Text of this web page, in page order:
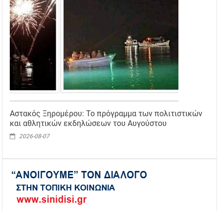
Αστακός Ξηρομέρου: Το πρόγραμμα των πολιτιστικών
και αθλητικών εκδηλώσεων του Αυγούστου
2026-08-07